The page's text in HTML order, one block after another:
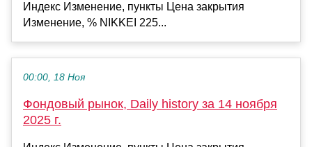
Индекс Изменение, пункты Цена закрытия
Изменение, % NIKKEI 225...
00:00, 18 Ноя
Фондовый рынок, Daily history за 14 ноября
2025 г.